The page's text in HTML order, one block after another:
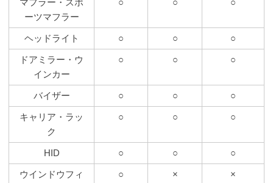
マフラー・スポ
ーツマフラー
○ ○ ○
ヘッドライト ○ ○ ○
ドアミラー・ウ
インカー
○ ○ ○
バイザー ○ ○ ○
キャリア・ラッ
ク
○ ○ ○
HID ○ ○ ○
ウインドウフィ
○ × ×